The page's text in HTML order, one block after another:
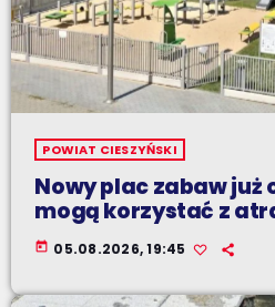
POWIAT CIESZYŃSKI
Nowy plac zabaw już
mogą korzystać z
today 05.08.2026, 19:45